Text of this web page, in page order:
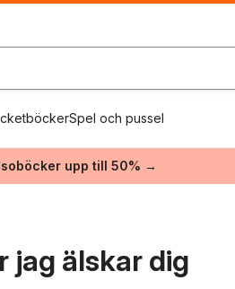
Spel och pussel
upp till 50% →
jag älskar dig